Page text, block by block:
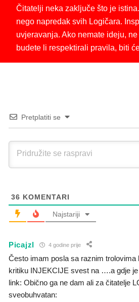
Čitatelji neka zaključe što je
nego napredak svih Logičara.
uvjeravanja. Ako nemate ideju,
budete li respektirali pravila, biti
Pretplatiti se
36 KOMENTARI
Najstariji
Picajzl 4 godine prije
Često imam posla sa raznim trolovima
kritiku INJEKCIJE svest na ….a gdje
link: Obično ga ne dam ali za čitatelje
sveobuhvatan: